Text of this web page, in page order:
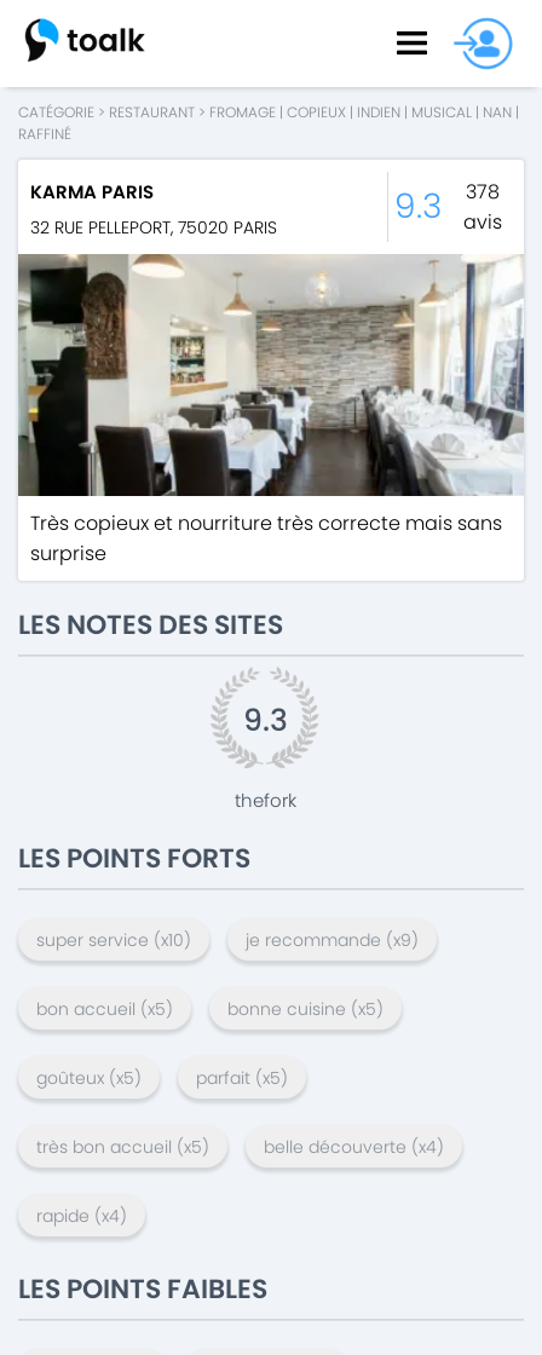
CATÉGORIE > RESTAURANT > FROMAGE | COPIEUX | INDIEN | MUSICAL | NAN |
RAFFINÉ
KARMA PARIS
32 RUE PELLEPORT, 75020 PARIS 9.3
378
avis
Très copieux et nourriture très correcte mais sans
surprise
LES NOTES DES SITES
9.3
thefork
LES POINTS FORTS
super service (x10) je recommande (x9)
bon accueil (x5) bonne cuisine (x5)
goûteux (x5) parfait (x5)
très bon accueil (x5) belle découverte (x4)
rapide (x4)
LES POINTS FAIBLES